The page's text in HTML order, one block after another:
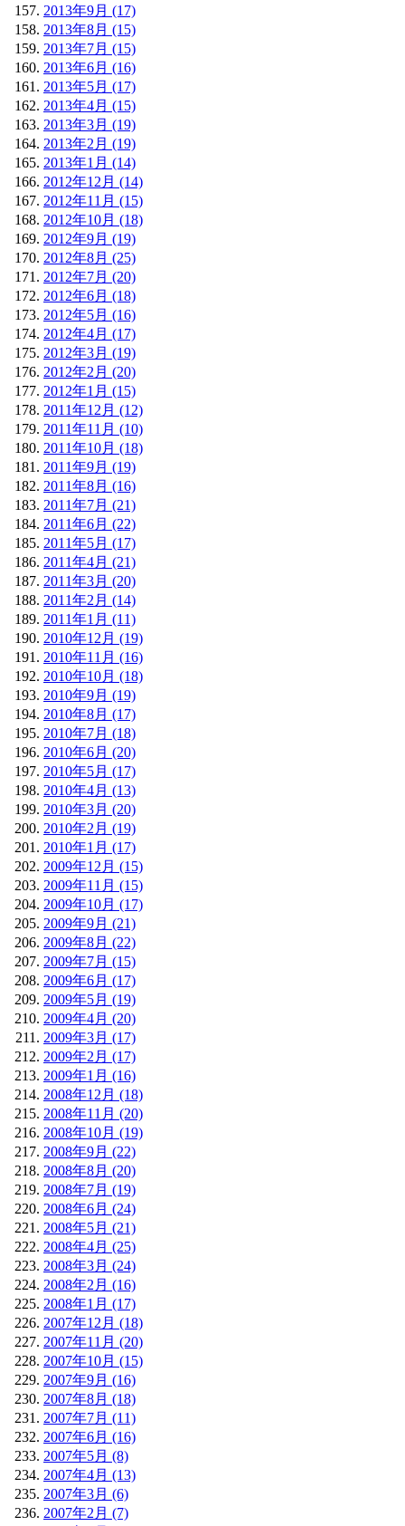
2013年9月 (17)
2013年8月 (15)
2013年7月 (15)
2013年6月 (16)
2013年5月 (17)
2013年4月 (15)
2013年3月 (19)
2013年2月 (19)
2013年1月 (14)
2012年12月 (14)
2012年11月 (15)
2012年10月 (18)
2012年9月 (19)
2012年8月 (25)
2012年7月 (20)
2012年6月 (18)
2012年5月 (16)
2012年4月 (17)
2012年3月 (19)
2012年2月 (20)
2012年1月 (15)
2011年12月 (12)
2011年11月 (10)
2011年10月 (18)
2011年9月 (19)
2011年8月 (16)
2011年7月 (21)
2011年6月 (22)
2011年5月 (17)
2011年4月 (21)
2011年3月 (20)
2011年2月 (14)
2011年1月 (11)
2010年12月 (19)
2010年11月 (16)
2010年10月 (18)
2010年9月 (19)
2010年8月 (17)
2010年7月 (18)
2010年6月 (20)
2010年5月 (17)
2010年4月 (13)
2010年3月 (20)
2010年2月 (19)
2010年1月 (17)
2009年12月 (15)
2009年11月 (15)
2009年10月 (17)
2009年9月 (21)
2009年8月 (22)
2009年7月 (15)
2009年6月 (17)
2009年5月 (19)
2009年4月 (20)
2009年3月 (17)
2009年2月 (17)
2009年1月 (16)
2008年12月 (18)
2008年11月 (20)
2008年10月 (19)
2008年9月 (22)
2008年8月 (20)
2008年7月 (19)
2008年6月 (24)
2008年5月 (21)
2008年4月 (25)
2008年3月 (24)
2008年2月 (16)
2008年1月 (17)
2007年12月 (18)
2007年11月 (20)
2007年10月 (15)
2007年9月 (16)
2007年8月 (18)
2007年7月 (11)
2007年6月 (16)
2007年5月 (8)
2007年4月 (13)
2007年3月 (6)
2007年2月 (7)